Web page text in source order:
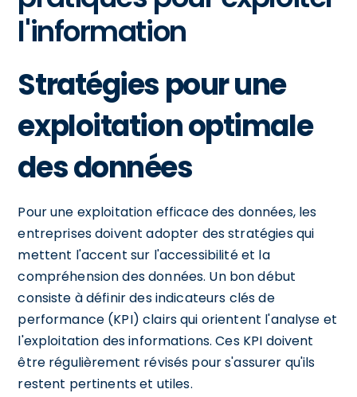
l'information
Stratégies pour une
exploitation optimale
des données
Pour une exploitation efficace des données, les
entreprises doivent adopter des stratégies qui
mettent l'accent sur l'accessibilité et la
compréhension des données. Un bon début
consiste à définir des indicateurs clés de
performance (KPI) clairs qui orientent l'analyse et
l'exploitation des informations. Ces KPI doivent
être régulièrement révisés pour s'assurer qu'ils
restent pertinents et utiles.